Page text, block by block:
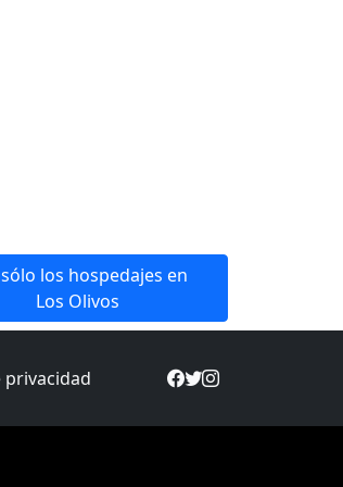
los hospedajes en
Los Olivos
privacidad